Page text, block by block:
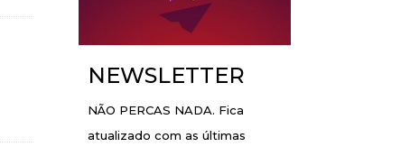
NEWSLETTER
NÃO PERCAS NADA. Fica
atualizado com as últimas